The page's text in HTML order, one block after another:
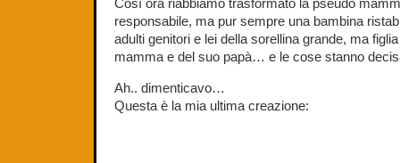
Così ora riabbiamo trasformato la pseudo
responsabile, ma pur sempre una bambina
adulti genitori e lei della sorellina grande, ma
mamma e del suo papà… e le cose stanno
Ah.. dimenticavo…
Questa è la mia ultima creazione: